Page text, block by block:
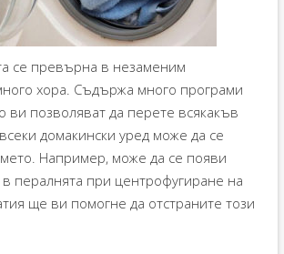
се превърна в незаменим
хора. Съдържа много програми
ви позволяват да перете всякакъв
домакински уред може да се
Например, може да се появи
в пералнята при центрофугиране на
ще ви помогне да отстраните този